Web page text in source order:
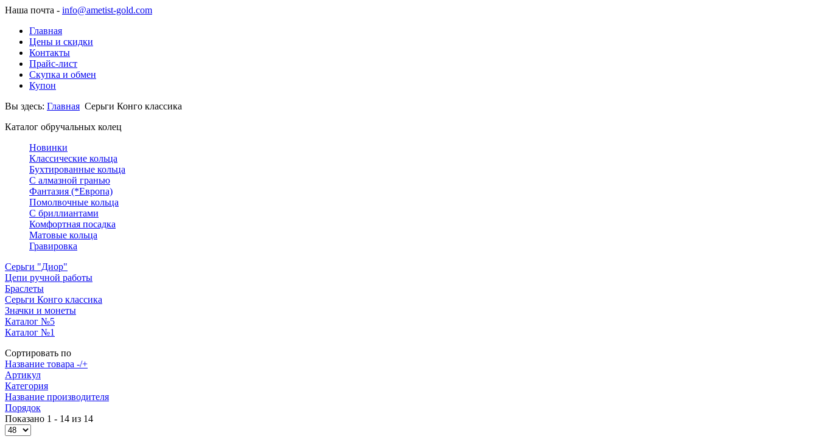
Наша почта - info@ametist-gold.com
Главная
Цены и скидки
Контакты
Прайс-лист
Скупка и обмен
Купон
Вы здесь: Главная Серьги Конго классика
Каталог обручальных колец
Новинки
Классические кольца
Бухтированные кольца
С алмазной гранью
Фантазия (*Европа)
Помолвочные кольца
С бриллиантами
Комфортная посадка
Матовые кольца
Гравировка
Серьги "Диор"
Цепи ручной работы
Браслеты
Серьги Конго классика
Значки и монеты
Каталог №5
Каталог №1
Сортировать по
Название товара -/+
Артикул
Категория
Название производителя
Порядок
Показано 1 - 14 из 14